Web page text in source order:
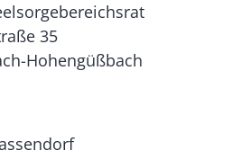
35
Hohengüßbach